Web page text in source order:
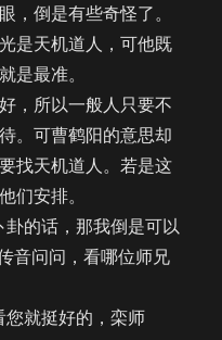
倒是有些奇怪了。
天机道人，可他既
是最准。
所以一般人只要不
。可曹鹤阳的意思却
找天机道人。若是这
们安排。
的话，那我倒是可以
音问问，看哪位师兄
就挺好的，栾师